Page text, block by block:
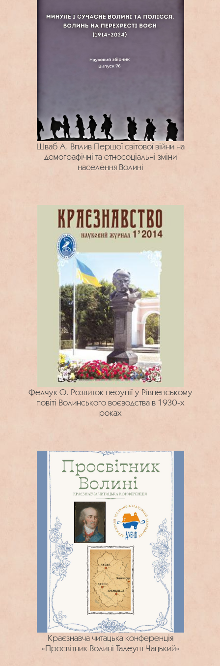
Шваб А. Вплив Першої світової війни на
демографічні та етносоціальні зміни
населення Волині
Федчук О. Розвиток неоунії у Рівненському
повіті Волинського воєводства в 1930-х
роках
Краєзнавча читацька конференція
«Просвітник Волині Тадеуш Чацький»